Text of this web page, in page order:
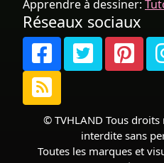
Apprendre à dessiner:
Réseaux sociaux
© TVHLAND Tous
interdite sans
Toutes les marques et